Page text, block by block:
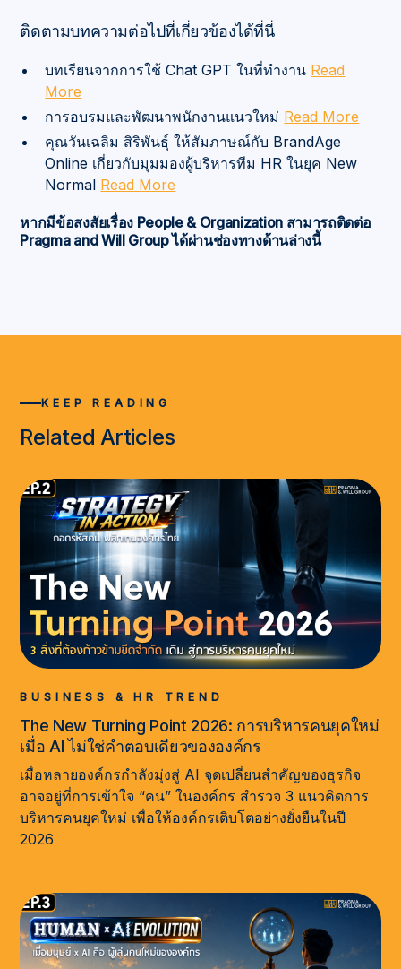
ติดตามบทความต่อไปที่เกี่ยวข้องได้ที่นี่
บทเรียนจากการใช้ Chat GPT ในที่ทำงาน Read
More
การอบรมและพัฒนาพนักงานแนวใหม่ Read More
คุณวันเฉลิม สิริพันธ์ุ ให้สัมภาษณ์กับ BrandAge
Online เกี่ยวกับมุมมองผู้บริหารทีม HR ในยุค New
Normal Read More
หากมีข้อสงสัยเรื่อง People & Organization สามารถติดต่อ
Pragma and Will Group ได้ผ่านช่องทางด้านล่างนี้
KEEP READING
Related Articles
BUSINESS & HR TREND
The New Turning Point 2026: การบริหารคนยุคใหม่
เมื่อ AI ไม่ใช่คำตอบเดียวขององค์กร
เมื่อหลายองค์กรกำลังมุ่งสู่ AI จุดเปลี่ยนสำคัญของธุรกิจ
อาจอยู่ที่การเข้าใจ “คน” ในองค์กร สำรวจ 3 แนวคิดการ
บริหารคนยุคใหม่ เพื่อให้องค์กรเติบโตอย่างยั่งยืนในปี
2026